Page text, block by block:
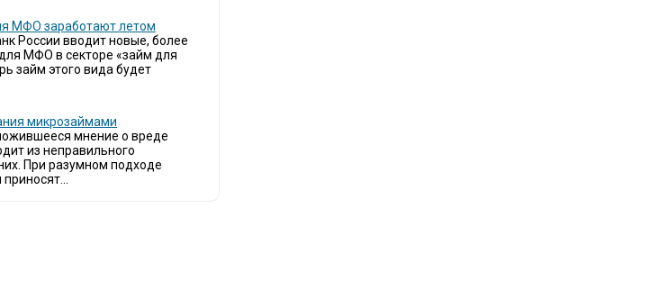
МФО заработают летом
России вводит новые, более
МФО в секторе «займ для
займ этого вида будет
микрозаймами
мнение о вреде
из неправильного
При разумном подходе